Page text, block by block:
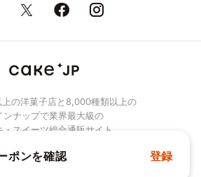
上の洋菓子店と8,000種類以上の
ンナップで業界最大級の
・スイーツ総合通販サイト
© Cake.jp Co., Ltd.
ポンを確認 登録